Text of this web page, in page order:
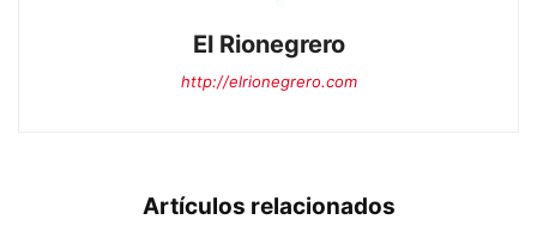
El Rionegrero
http://elrionegrero.com
Artículos relacionados